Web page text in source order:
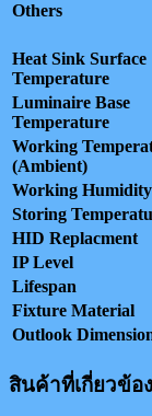
Others
Heat Sink Surface
Temperature
Luminaire Base
Temperature
Working
(Ambient)
Working
Storing
HID Replacment
IP Level
Lifespan
Fixture Material
Outlook
สินค้าที่เกี่ยวข้อง